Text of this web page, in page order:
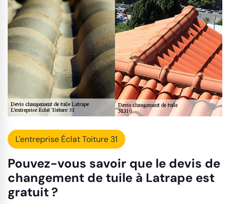
L'entreprise Éclat Toiture 31
Pouvez-vous savoir que le devis de
changement de tuile à Latrape est
gratuit ?